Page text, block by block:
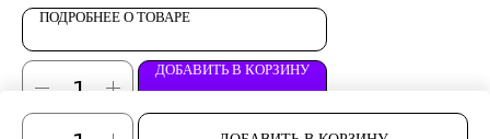
Канапе "Моцарелла и черри"
ПОДРОБНЕЕ О ТОВАРЕ
ДОБАВИТЬ В КОРЗИНУ